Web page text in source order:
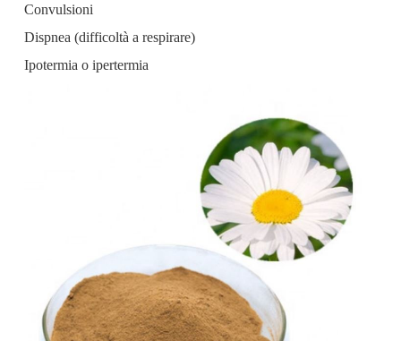
Convulsioni
Dispnea (difficoltà a respirare)
Ipotermia o ipertermia